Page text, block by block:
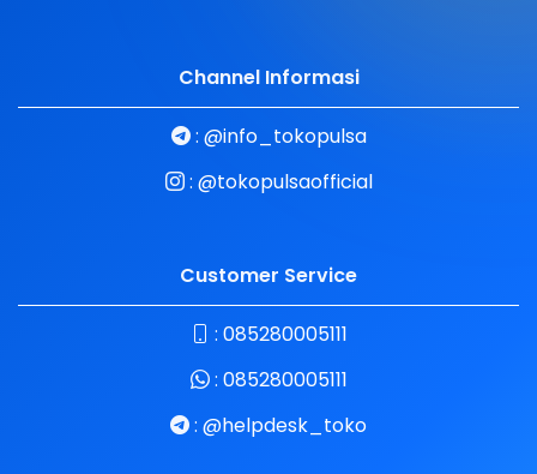
Channel Informasi
: @info_tokopulsa
: @tokopulsaofficial
Customer Service
: 085280005111
: 085280005111
: @helpdesk_toko